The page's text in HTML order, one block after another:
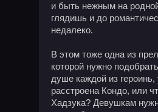
и быть нежным на
глядишь и до
недалеко.
В этом тоже одна из
которой нужно
душе каждой из героинь,
расстроена Кондо, или
Хадзука? Девушкам